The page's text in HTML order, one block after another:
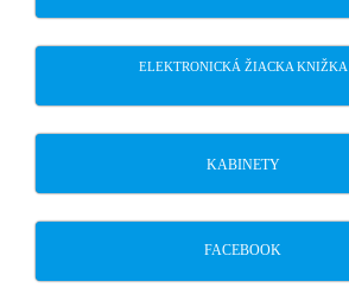
ELEKTRONICKÁ ŽIACKA KNIŽKA
KABINETY
FACEBOOK